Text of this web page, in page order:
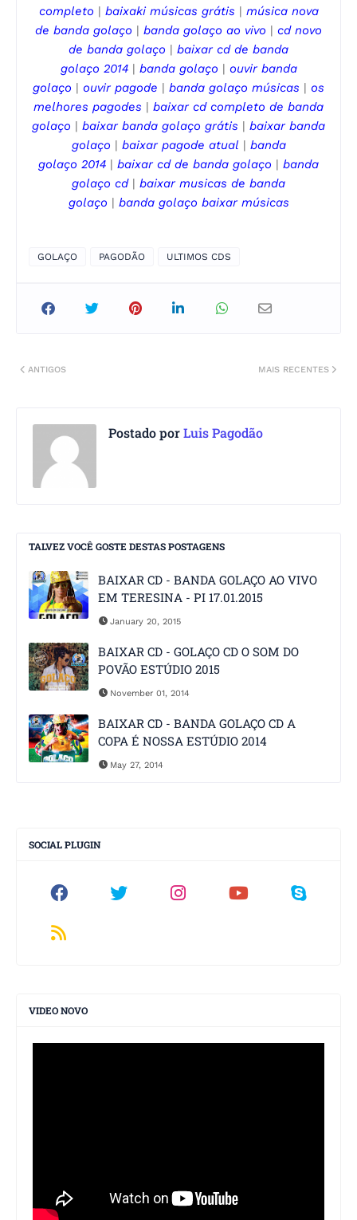
completo | baixaki músicas grátis | música nova
de banda golaço | banda golaço ao vivo | cd novo
de banda golaço | baixar cd de banda
golaço 2014| banda golaço | ouvir banda
golaço | ouvir pagode | banda golaço músicas | os
melhores pagodes | baixar cd completo de banda
golaço | baixar banda golaço grátis | baixar banda
golaço | baixar pagode atual | banda
golaço 2014 | baixar cd de banda golaço | banda
golaço cd| baixar musicas de banda
golaço | banda golaço baixar músicas
GOLAÇO PAGODÃO ULTIMOS CDS
MAIS RECENTES
ANTIGOS
Postado porLuis Pagodão
TALVEZ VOCÊ GOSTE DESTAS POSTAGENS
BAIXAR CD - BANDA GOLAÇO AO VIVO
EM TERESINA - PI 17.01.2015
January 20, 2015
BAIXAR CD - GOLAÇO CD O SOM DO
POVÃO ESTÚDIO 2015
November 01, 2014
BAIXAR CD - BANDA GOLAÇO CD A
COPA É NOSSA ESTÚDIO 2014
May 27, 2014
SOCIAL PLUGIN
VIDEO NOVO